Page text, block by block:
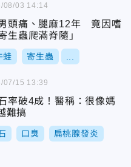
頭痛、腿麻12年 竟因嗜
生蟲爬滿脊隨」
蛙 寄生蟲
08/03 14:14
率破4成！醫稱：很像媽
難搞
口臭 扁桃腺發炎
07/15 13:39